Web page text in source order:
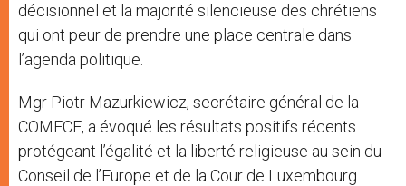
décisionnel et la majorité silencieuse des chrétiens
qui ont peur de prendre une place centrale dans
l’agenda politique.
Mgr Piotr Mazurkiewicz, secrétaire général de la
COMECE, a évoqué les résultats positifs récents
protégeant l’égalité et la liberté religieuse au sein du
Conseil de l’Europe et de la Cour de Luxembourg.